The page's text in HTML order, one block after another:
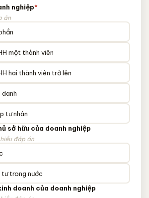
nghiệp*
án
một thành viên
hai thành viên trở lên
tư nhân
sở hữu của doanh nghiệp
đáp án
tư trong nước
doanh của doanh nghiệp